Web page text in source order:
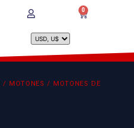
0
/ MOTONES / MOTONES DE